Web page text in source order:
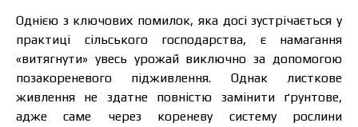
Однією з ключових помилок, яка досі зустрічається у
практиці сільського господарства, є намагання
«витягнути» увесь урожай виключно за допомогою
позакореневого підживлення. Однак листкове
живлення не здатне повністю замінити ґрунтове,
адже саме через кореневу систему рослини